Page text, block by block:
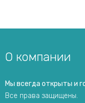
О компании
Мы всегда открыты и
Все права защищены.